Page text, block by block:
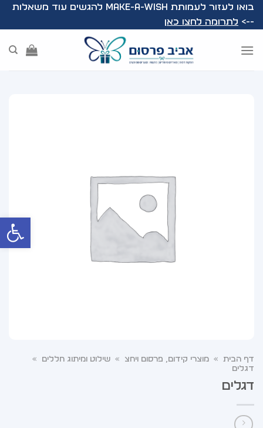
פתח
Skip
to
בואו לעזור לעמותת Make-A-Wish להגשים עוד משאלות
--> לתרומה לחצו כאן
דף הבית » מוצרי קידום, פרסום ויחצ » שילוט ומיתוג חללים
»
דגלים
דגלים